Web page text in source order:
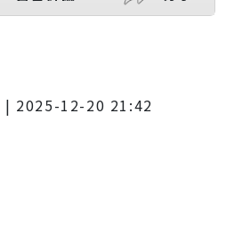
| 2025-12-20 21:42